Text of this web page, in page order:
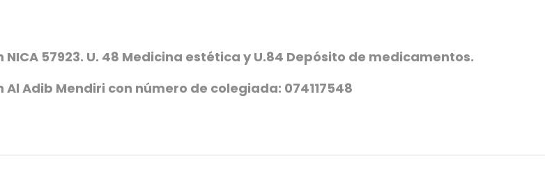
57923. U. 48 Medicina estética y U.84 Depósito de medicamentos.
Adib Mendiri con número de colegiada: 074117548